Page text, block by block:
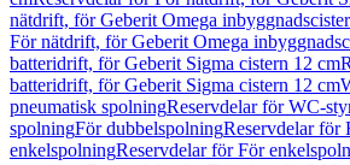
nätdrift, för Geberit Omega
För nätdrift, för Geberit Omega
batteridrift, för Geberit Sigma cistern 12 cm
batteridrift, för Geberit Sigma cistern 12 cm
pneumatisk spolningReservdelar för WC-
spolningFör dubbelspolningReservdelar för
enkelspolningReservdelar för För